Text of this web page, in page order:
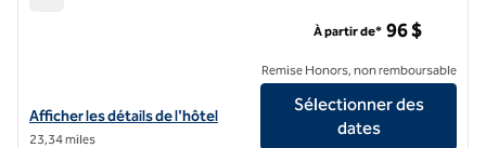
Afficher les détails de l'hôtel Spark by Hilton Paducah
Afficher les détails de l'hôtel
23,34 miles
À partir de* 96 $
Remise Honors, non remboursable
Sélectionner des
dates